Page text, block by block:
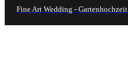
Fine Art Wedding - Gartenhochzeit